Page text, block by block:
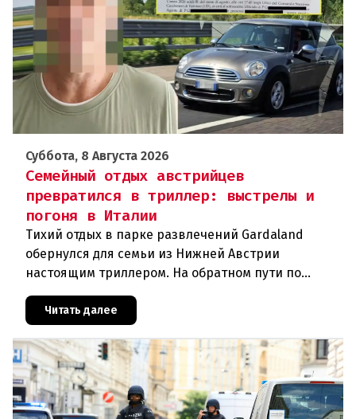
Суббота, 8 Августа 2026
Семейный отдых австрийцев
превратился в триллер: выстрелы и
погоня в Италии
Тихий отдых в парке развлечений Gardaland
обернулся для семьи из Нижней Австрии
настоящим триллером. На обратном пути по
автостраде между Вероной и Венецией их машина
подверглась обстрелу, за которым
Читать далее